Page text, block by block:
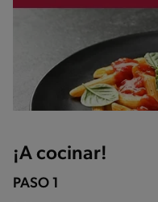
¡A cocinar!
PASO 1